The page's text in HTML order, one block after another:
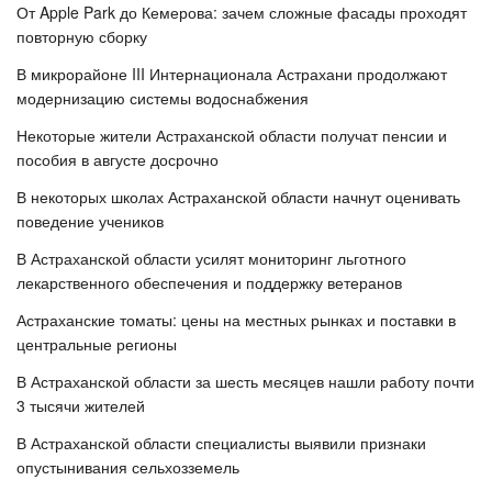
От Apple Park до Кемерова: зачем сложные фасады проходят
повторную сборку
В микрорайоне III Интернационала Астрахани продолжают
модернизацию системы водоснабжения
Некоторые жители Астраханской области получат пенсии и
пособия в августе досрочно
В некоторых школах Астраханской области начнут оценивать
поведение учеников
В Астраханской области усилят мониторинг льготного
лекарственного обеспечения и поддержку ветеранов
Астраханские томаты: цены на местных рынках и поставки в
центральные регионы
В Астраханской области за шесть месяцев нашли работу почти
3 тысячи жителей
В Астраханской области специалисты выявили признаки
опустынивания сельхозземель